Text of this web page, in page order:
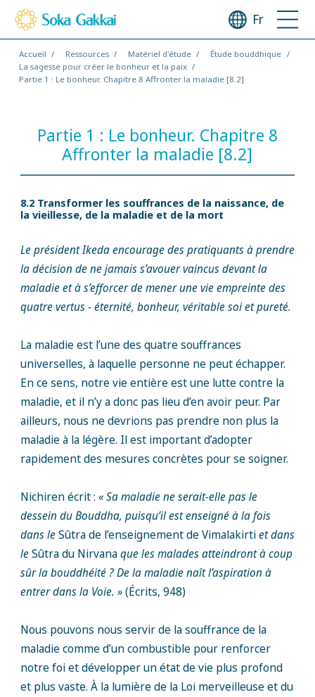
Fr
Accueil Ressources Matériel d'étude
Étude bouddhique
La sagesse pour créer le bonheur et la paix
Partie 1 : Le bonheur. Chapitre 8 Affronter la maladie [8.2]
Partie 1 : Le bonheur. Chapitre 8
Affronter la maladie [8.2]
8.2 Transformer les souffrances de la naissance, de
la vieillesse, de la maladie et de la mort
Le président Ikeda encourage des pratiquants à prendre
la décision de ne jamais s’avouer vaincus devant la
maladie et à s’efforcer de mener une vie empreinte des
quatre vertus − éternité, bonheur, véritable soi et pureté.
La maladie est l’une des quatre souffrances
universelles, à laquelle personne ne peut échapper.
En ce sens, notre vie entière est une lutte contre la
maladie, et il n’y a donc pas lieu d’en avoir peur. Par
ailleurs, nous ne devrions pas prendre non plus la
maladie à la légère. Il est important d’adopter
rapidement des mesures concrètes pour se soigner.
Nichiren écrit : « Sa maladie ne serait-elle pas le
dessein du Bouddha, puisqu’il est enseigné à la fois
dans leSûtra de l’enseignement de Vimalakirtiet dans
leSûtra du Nirvanaque les malades atteindront à coup
sûr la bouddhéité ? De la maladie naît l’aspiration à
entrer dans la Voie. »(Écrits, 948)
Nous pouvons nous servir de la souffrance de la
maladie comme d’un combustible pour renforcer
notre foi et développer un état de vie plus profond
et plus vaste. À la lumière de la Loi merveilleuse et du